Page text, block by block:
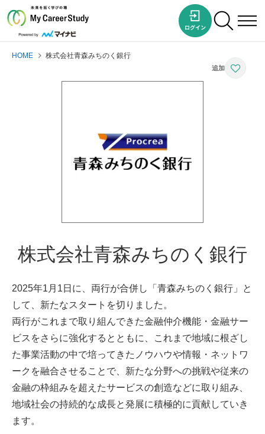
HOME 株式会社青森みちのく銀行
株式会社青森みちのく銀行
2025年1月1日に、両行が合併し「青森みちのく銀行」と
して、新たなスタートを切りました。
両行がこれまで取り組んできた金融仲介機能・金融サー
ビスをさらに強化するとともに、これまで地域に根ざし
た事業活動の中で培ってきたノウハウや情報・ネットワ
ークを融合させることで、新たな分野への挑戦や従来の
金融の枠組みを超えたサービスの創造などに取り組み、
地域社会の持続的な成長と発展に積極的に貢献していき
ます。